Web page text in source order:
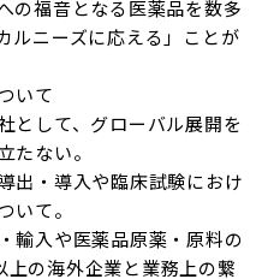
の福音となる医薬品を数多
ルニーズに応える」ことが
いて
として、グローバル展開を
たない。
出・導入や臨床試験におけ
いて。
輸入や医薬品原薬・原料の
上の海外企業と業務上の繋